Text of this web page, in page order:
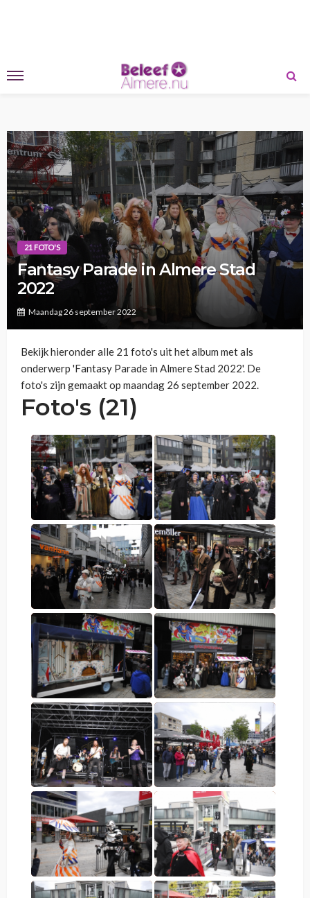
21 FOTO'S
Fantasy Parade in Almere Stad
2022
Maandag 26 september 2022
Bekijk hieronder alle 21 foto's uit het album met als
onderwerp 'Fantasy Parade in Almere Stad 2022'. De
foto's zijn gemaakt op maandag 26 september 2022.
Foto's (21)